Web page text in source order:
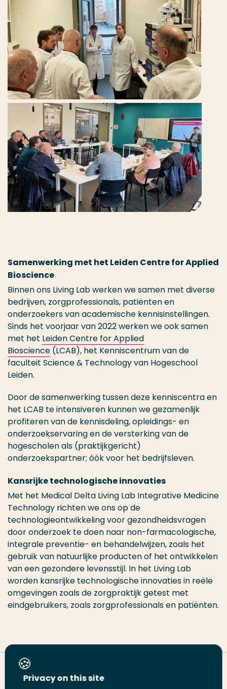
Samenwerking met het Leiden Centre for Applied
Bioscience
Binnen ons Living Lab werken we samen met diverse
bedrijven, zorgprofessionals, patiënten en
onderzoekers van academische kennisinstellingen.
Sinds het voorjaar van 2022 werken we ook samen
met het Leiden Centre for Applied
Bioscience (LCAB), het Kenniscentrum van de
faculteit Science & Technology van Hogeschool
Leiden.
Door de samenwerking tussen deze kenniscentra en
het LCAB te intensiveren kunnen we gezamenlijk
profiteren van de kennisdeling, opleidings- en
onderzoekservaring en de versterking van de
hogescholen als (praktijkgericht)
onderzoekspartner; óók voor het bedrijfsleven.
Kansrijke technologische innovaties
Met het Medical Delta Living Lab Integrative Medicine
Technology richten we ons op de
technologieontwikkeling voor gezondheidsvragen
door onderzoek te doen naar non-farmacologische,
integrale preventie- en behandelwijzen, zoals het
gebruik van natuurlijke producten of het ontwikkelen
van een gezondere levensstijl. In het Living Lab
worden kansrijke technologische innovaties in reële
omgevingen zoals de zorgpraktijk getest met
eindgebruikers, zoals zorgprofessionals en patiënten.
Deel deze pagina
Privacy on this site